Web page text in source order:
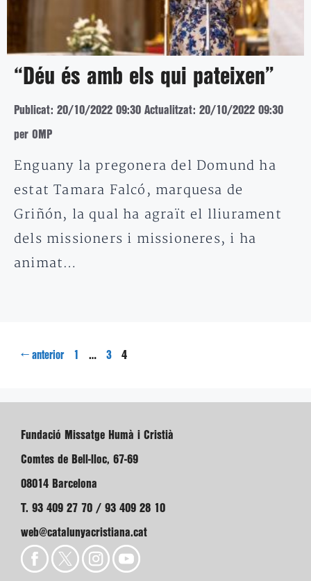
“Déu és amb els qui pateixen”
Publicat: 20/10/2022 09:30 Actualitzat: 20/10/2022 09:30
per OMP
Enguany la pregonera del Domund ha
estat Tamara Falcó, marquesa de
Griñón, la qual ha agraït el lliurament
dels missioners i missioneres, i ha
animat…
← anterior Pàgina
… Pàgina
3 Pàgina
4
Fundació Missatge Humà i Cristià
Comtes de Bell-lloc, 67-69
08014 Barcelona
T. 93 409 27 70 / 93 409 28 10
web@catalunyacristiana.cat